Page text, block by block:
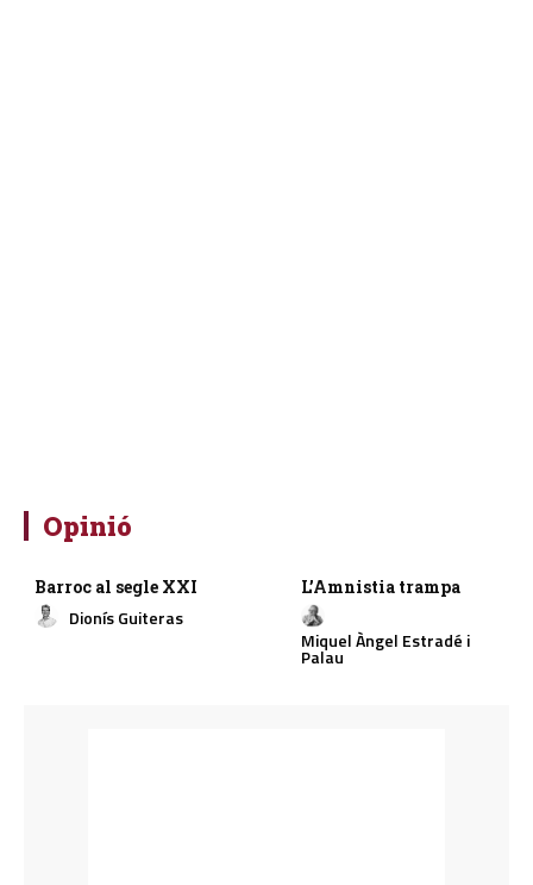
Opinió
Barroc al segle XXI
Dionís Guiteras
L’Amnistia trampa
Miquel Àngel Estradé i
Palau